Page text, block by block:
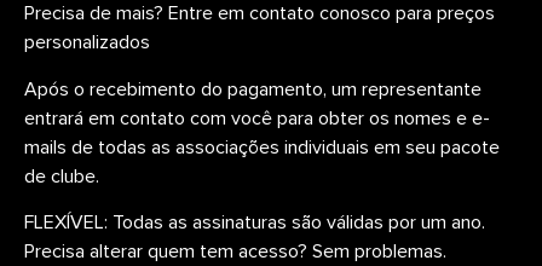
Precisa de mais? Entre em contato conosco para preços
personalizados
Após o recebimento do pagamento, um representante
entrará em contato com você para obter os nomes e e-
mails de todas as associações individuais em seu pacote
de clube.
FLEXÍVEL: Todas as assinaturas são válidas por um ano.
Precisa alterar quem tem acesso? Sem problemas.